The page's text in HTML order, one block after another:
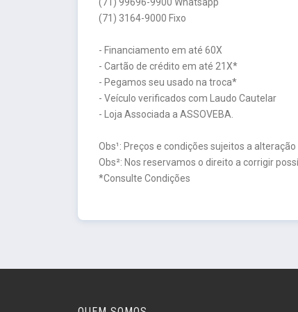
(71) 3164-9000 Fixo
- Financiamento em até 60X
- Cartão de crédito em até 21X*
- Pegamos seu usado na troca*
- Veículo verificados com Laudo Cautelar
- Loja Associada a ASSOVEBA.
Obs¹: Preços e condições sujeitos a
Obs²: Nos reservamos o direito a corrigir
*Consulte Condições